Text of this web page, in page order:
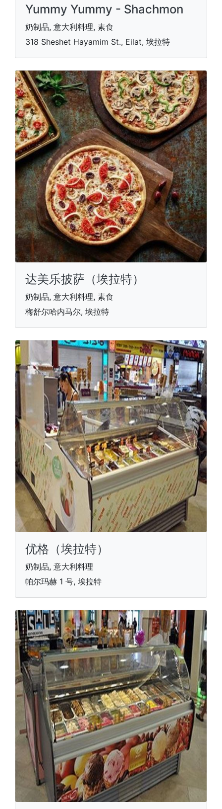
Yummy Yummy - Shachmon
奶制品, 意大利料理, 素食
318 Sheshet Hayamim St., Eilat, 埃拉特
达美乐披萨（埃拉特）
奶制品, 意大利料理, 素食
梅舒尔哈内马尔, 埃拉特
优格（埃拉特）
奶制品, 意大利料理
帕尔玛赫 1 号, 埃拉特